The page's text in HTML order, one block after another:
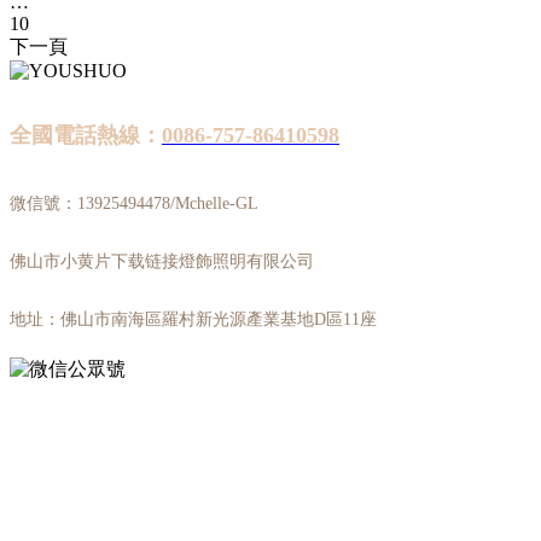
10
下一頁
全國電話熱線： 0086-757-86410598
微信號：13925494478/Mchelle-GL
佛山市小黄片下载链接燈飾照明有限公司
地址：佛山市南海區羅村新光源產業基地D區11座